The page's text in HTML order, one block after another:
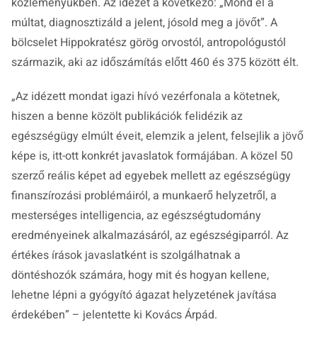
múltat, diagnosztizáld a jelent, jósold meg a jövőt”. A
bölcselet Hippokratész görög orvostól, antropológustól
származik, aki az időszámítás előtt 460 és 375 között élt.
„Az idézett mondat igazi hívó vezérfonala a kötetnek,
hiszen a benne közölt publikációk felidézik az
egészségügy elmúlt éveit, elemzik a jelent, felsejlik a jövő
képe is, itt-ott konkrét javaslatok formájában. A közel 50
szerző reális képet ad egyebek mellett az egészségügy
finanszírozási problémáiról, a munkaerő helyzetről, a
mesterséges intelligencia, az egészségtudomány
eredményeinek alkalmazásáról, az egészségiparról. Az
értékes írások javaslatként is szolgálhatnak a
döntéshozók számára, hogy mit és hogyan kellene,
lehetne lépni a gyógyító ágazat helyzetének javítása
érdekében” – jelentette ki Kovács Árpád.